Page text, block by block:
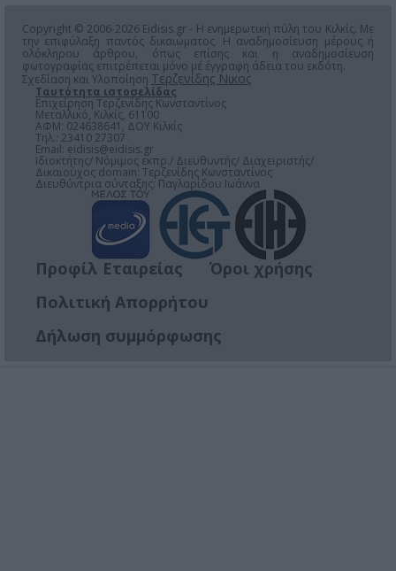
Copyright © 2006-2026 Eidisis.gr - Η ενημερωτική πύλη του Κιλκίς. Με
την επιφύλαξη παντός δικαιώματος. Η αναδημοσίευση μέρους ή
ολόκληρου άρθρου, όπως επίσης και η αναδημοσίευση
φωτογραφίας επιτρέπεται μόνο μέ έγγραφη άδεια του εκδότη.
Σχεδίαση και Υλοποίηση Τερζενίδης Νικος
Ταυτότητα ιστοσελίδας
Επιχείρηση Τερζενίδης Κωνσταντίνος
Μεταλλικό, Κιλκίς, 61100
ΑΦΜ: 024638641, ΔΟΥ Κιλκίς
Τηλ.: 23410 27307
Email: eidisis@eidisis.gr
Ιδιοκτήτης/ Νόμιμος εκπρ./ Διευθυντής/ Διαχειριστής/
Δικαιούχος domain: Τερζενίδης Κωνσταντίνος
Διευθύντρια σύνταξης: Παγλαρίδου Ιωάννα
Προφίλ Εταιρείας
Όροι χρήσης
Πολιτική Απορρήτου
Δήλωση συμμόρφωσης